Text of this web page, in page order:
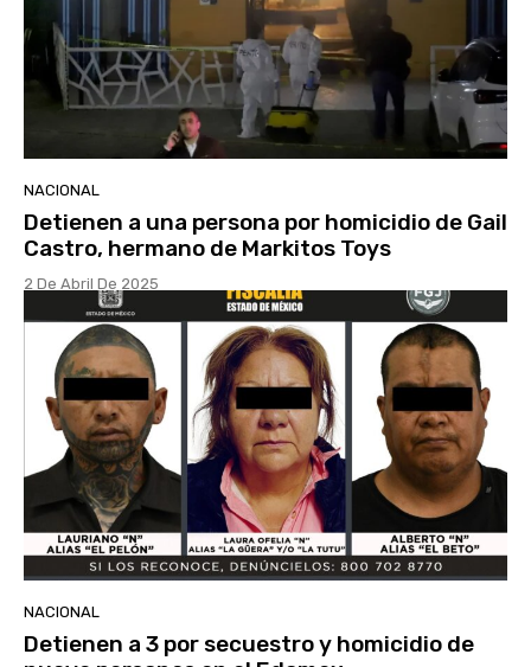
NACIONAL
Detienen a una persona por homicidio de Gail
Castro, hermano de Markitos Toys
2 De Abril De 2025
NACIONAL
Detienen a 3 por secuestro y homicidio de